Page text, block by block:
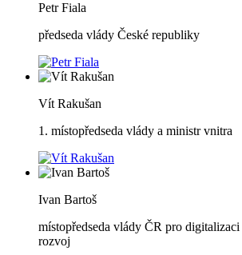
Petr Fiala
předseda vlády České republiky
Vít Rakušan
1. místopředseda vlády a ministr vnitra
Ivan Bartoš
místopředseda vlády ČR pro
rozvoj